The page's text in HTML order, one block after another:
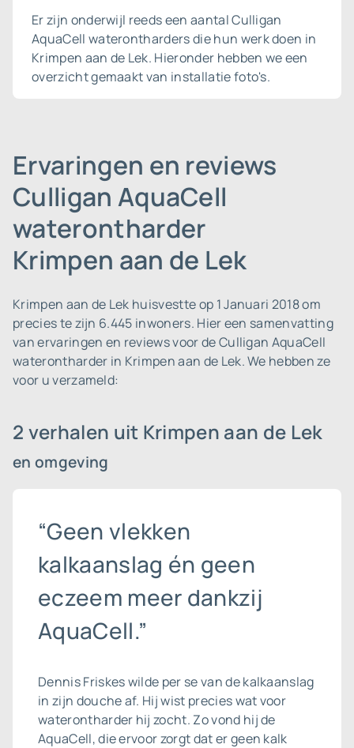
Er zijn onderwijl reeds een aantal Culligan
AquaCell waterontharders die hun werk doen in
Krimpen aan de Lek. Hieronder hebben we een
overzicht gemaakt van installatie foto's.
Ervaringen en reviews
Culligan AquaCell
waterontharder
Krimpen aan de Lek
Krimpen aan de Lek huisvestte op 1 Januari 2018 om
precies te zijn 6.445 inwoners. Hier een samenvatting
van ervaringen en reviews voor de Culligan AquaCell
waterontharder in Krimpen aan de Lek. We hebben ze
voor u verzameld:
2 verhalen uit Krimpen aan de Lek
en omgeving
“Geen vlekken
kalkaanslag én geen
eczeem meer dankzij
AquaCell.”
Dennis Friskes wilde per se van dekalkaanslag
in zijn douche af. Hij wist precies wat voor
waterontharder hij zocht. Zo vond hij de
AquaCell, die ervoor zorgt dat er geen kalk